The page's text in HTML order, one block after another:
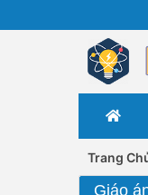
Trang
Giáo